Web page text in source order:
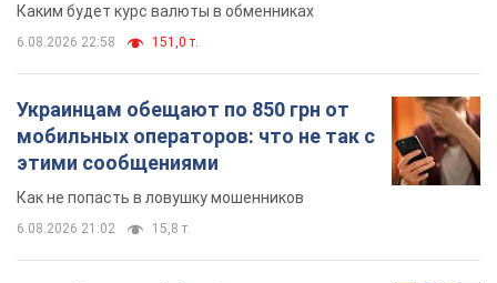
Каким будет курс валюты в обменниках
6.08.2026 22:58 151,0 т.
Украинцам обещают по 850 грн от
мобильных операторов: что не так с
этими сообщениями
Как не попасть в ловушку мошенников
6.08.2026 21:02 15,8 т.